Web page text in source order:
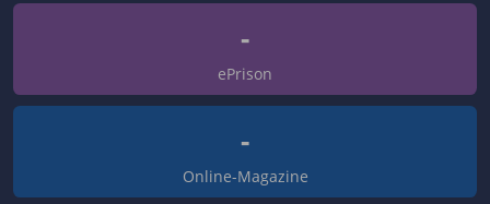
-
ePrison
-
Online-Magazine